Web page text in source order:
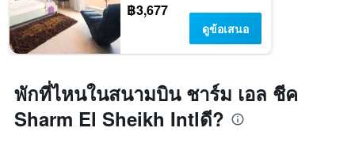
฿3,677
ดูข้อเสนอ
พักที่ไหนในสนามบิน ชาร์ม เอล ชีค
Sharm El Sheikh Intlดี?